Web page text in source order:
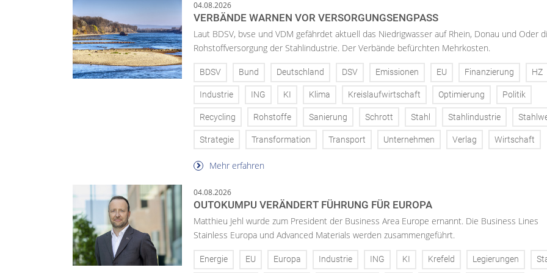
04.08.2026
VERBÄNDE WARNEN VOR VERSORGUNGSENGPASS
Laut BDSV, bvse und VDM gefährdet aktuell das Niedrigwasser auf Rhein, Donau und Oder
Rohstoffversorgung der Stahlindustrie. Der Verbände befürchten Mehrkosten.
BDSV Bund Deutschland DSV Emissionen EU Finanzierung HZ
Industrie ING KI Klima Kreislaufwirtschaft Optimierung Politik
Recycling Rohstoffe Sanierung Schrott Stahl Stahlindustrie
Strategie Transformation Transport Unternehmen Verlag Wirtschaft
Mehr erfahren
04.08.2026
OUTOKUMPU VERÄNDERT FÜHRUNG FÜR EUROPA
Matthieu Jehl wurde zum President der Business Area Europe ernannt. Die Business Lines
Stainless Europa und Advanced Materials werden zusammengeführt.
Energie EU Europa Industrie ING KI Krefeld Legierungen